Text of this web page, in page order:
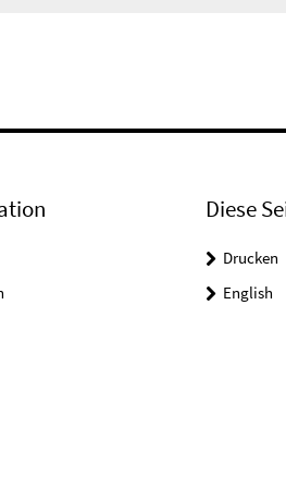
Diese
Drucken
English